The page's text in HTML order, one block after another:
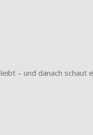
– und danach schaut